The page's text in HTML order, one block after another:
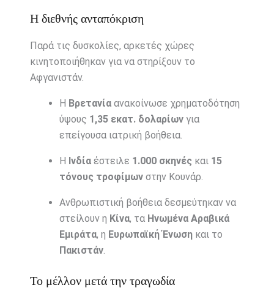
Η διεθνής ανταπόκριση
Παρά τις δυσκολίες, αρκετές χώρες
κινητοποιήθηκαν για να στηρίξουν το
Αφγανιστάν.
Η Βρετανίαανακοίνωσε χρηματοδότηση
ύψους 1,35 εκατ. δολαρίωνγια
επείγουσα ιατρική βοήθεια.
Η Ινδίαέστειλε 1.000 σκηνές και 15
τόνους τροφίμωνστην Κουνάρ.
Ανθρωπιστική βοήθεια δεσμεύτηκαν να
στείλουν η Κίνα, τα Ηνωμένα Αραβικά
Εμιράτα, η Ευρωπαϊκή Ένωσηκαι το
Πακιστάν.
Το μέλλον μετά την τραγωδία